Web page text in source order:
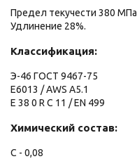
Предел текучести 380
Удлинение 28%.
Классификация:
Э-46 ГОСТ 9467-75
Е6013 / AWS A5.1
Е 38 0 R С 11 / EN 499
Химический состав:
С - 0,08